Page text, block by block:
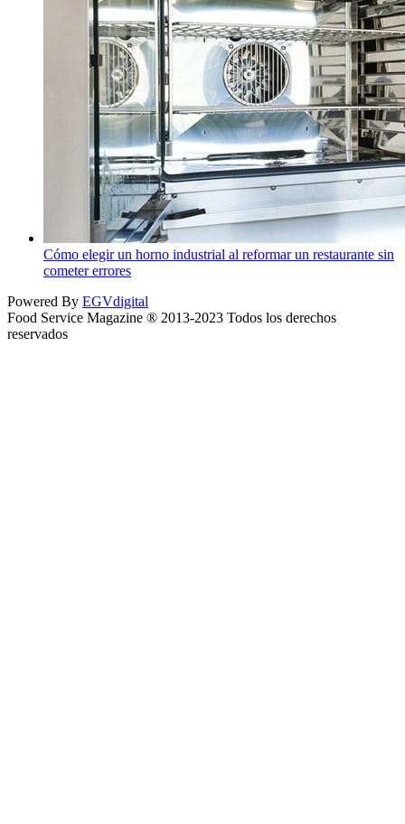
Cómo elegir un horno industrial al reformar un restaurante sin
cometer errores
Powered By EGVdigital
Food Service Magazine ® 2013-2023 Todos los derechos
reservados